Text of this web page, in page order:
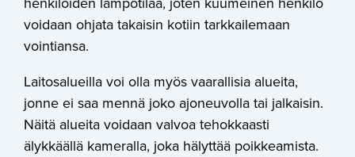
voidaan ohjata takaisin kotiin tarkkailemaan
vointiansa.
Laitosalueilla voi olla myös vaarallisia alueita,
jonne ei saa mennä joko ajoneuvolla tai jalkaisin.
Näitä alueita voidaan valvoa tehokkaasti
älykkäällä kameralla, joka hälyttää poikkeamista.